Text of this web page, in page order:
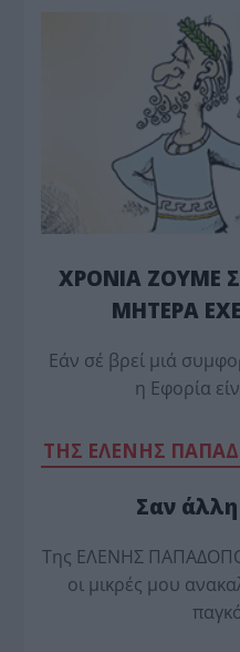
ΧΡΟΝΙΑ ΖΟΥΜΕ
ΜΗΤΕΡΑ
Εάν σέ βρεί μιά
η Εφορία
TΗΣ ΕΛΕΝΗΣ
Σαν
Της ΕΛΕΝΗΣ
οι μικρές μου